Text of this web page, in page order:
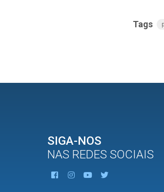
Tags
SIGA-NOS
NAS REDES SOCIAIS